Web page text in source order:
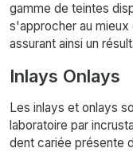
gamme de teintes
s'approcher au mieux
assurant ainsi un
Inlays Onlays
Les inlays et onlays
laboratoire par
dent cariée présente